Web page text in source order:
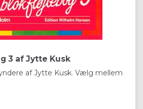
3 af Jytte Kusk
af Jytte Kusk. Vælg mellem